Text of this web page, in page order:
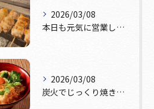
2026/03/08
本日も元気に営業しております！🔥
2026/03/08
炭火でじっくり焼き上げた鶏肉。